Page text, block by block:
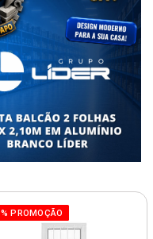
% PROMOÇÃO